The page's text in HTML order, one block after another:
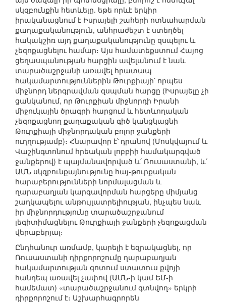
սկզբունքին հետևելը. եթե որևէ երկիր
իրականացնում է Իսրայելի շահերի ոտնահարման
քաղաքականություն, անհրաժեշտ է ստեղծել
հակակշիռ այդ քաղաքականությունը զսպելու և
չեզոքացնելու համար։ Այս համատեքստում Հայոց
ցեղասպանության հարցին ավելանում է նաև
տարածաշրջանի առավել հրատապ
հակամարտություններին Թուրքիայի՝ որպես
միջնորդ ներգրավման զսպման հարցը (Իսրայելը չի
ցանկանում, որ Թուրքիան միջնորդի Իրանի
միջուկային ծրագրի հարցում և հետևողական
չեզոքացնող քաղաքական գիծ կանցկացնի
Թուրքիայի միջնորդական բոլոր ջանքերի
ուղղությամբ)։ Հնարավոր է՝ դրանով (Մոսկվայում և
Վաշինգտոնում հրեական լոբբիի համակարգված
ջանքերով) է պայմանավորված և՛ Ռուսաստանի, և՛
ԱՄՆ սկզբունքայնությունը հայ-թուրքական
հարաբերությունների նորմալացման և
ղարաբաղյան կարգավորման հարցերը միմյանց
շաղկապելու անթույլատրելիության, ինչպես նաև
իր միջնորդությունը տարածաշրջանում
լեգիտիմացնելու Թուրքիայի ջանքերի չեզոքացման
վերաբերյալ։
Ընդհանուր առմամբ, կարելի է եզրակացնել, որ
Ռուսաստանի դիրքորոշումը ղարաբաղյան
հակամարտության գոտում ստատուս քվոյի
հանդեպ առավել չափով (ԱՄՆ-ի կամ ԵՄ-ի
համեմատ) «տարածաշրջանում գտնվող» երկրի
դիրքորոշում է։ Աշխարհագրորեն